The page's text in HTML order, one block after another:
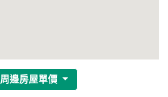
周邊房屋單價